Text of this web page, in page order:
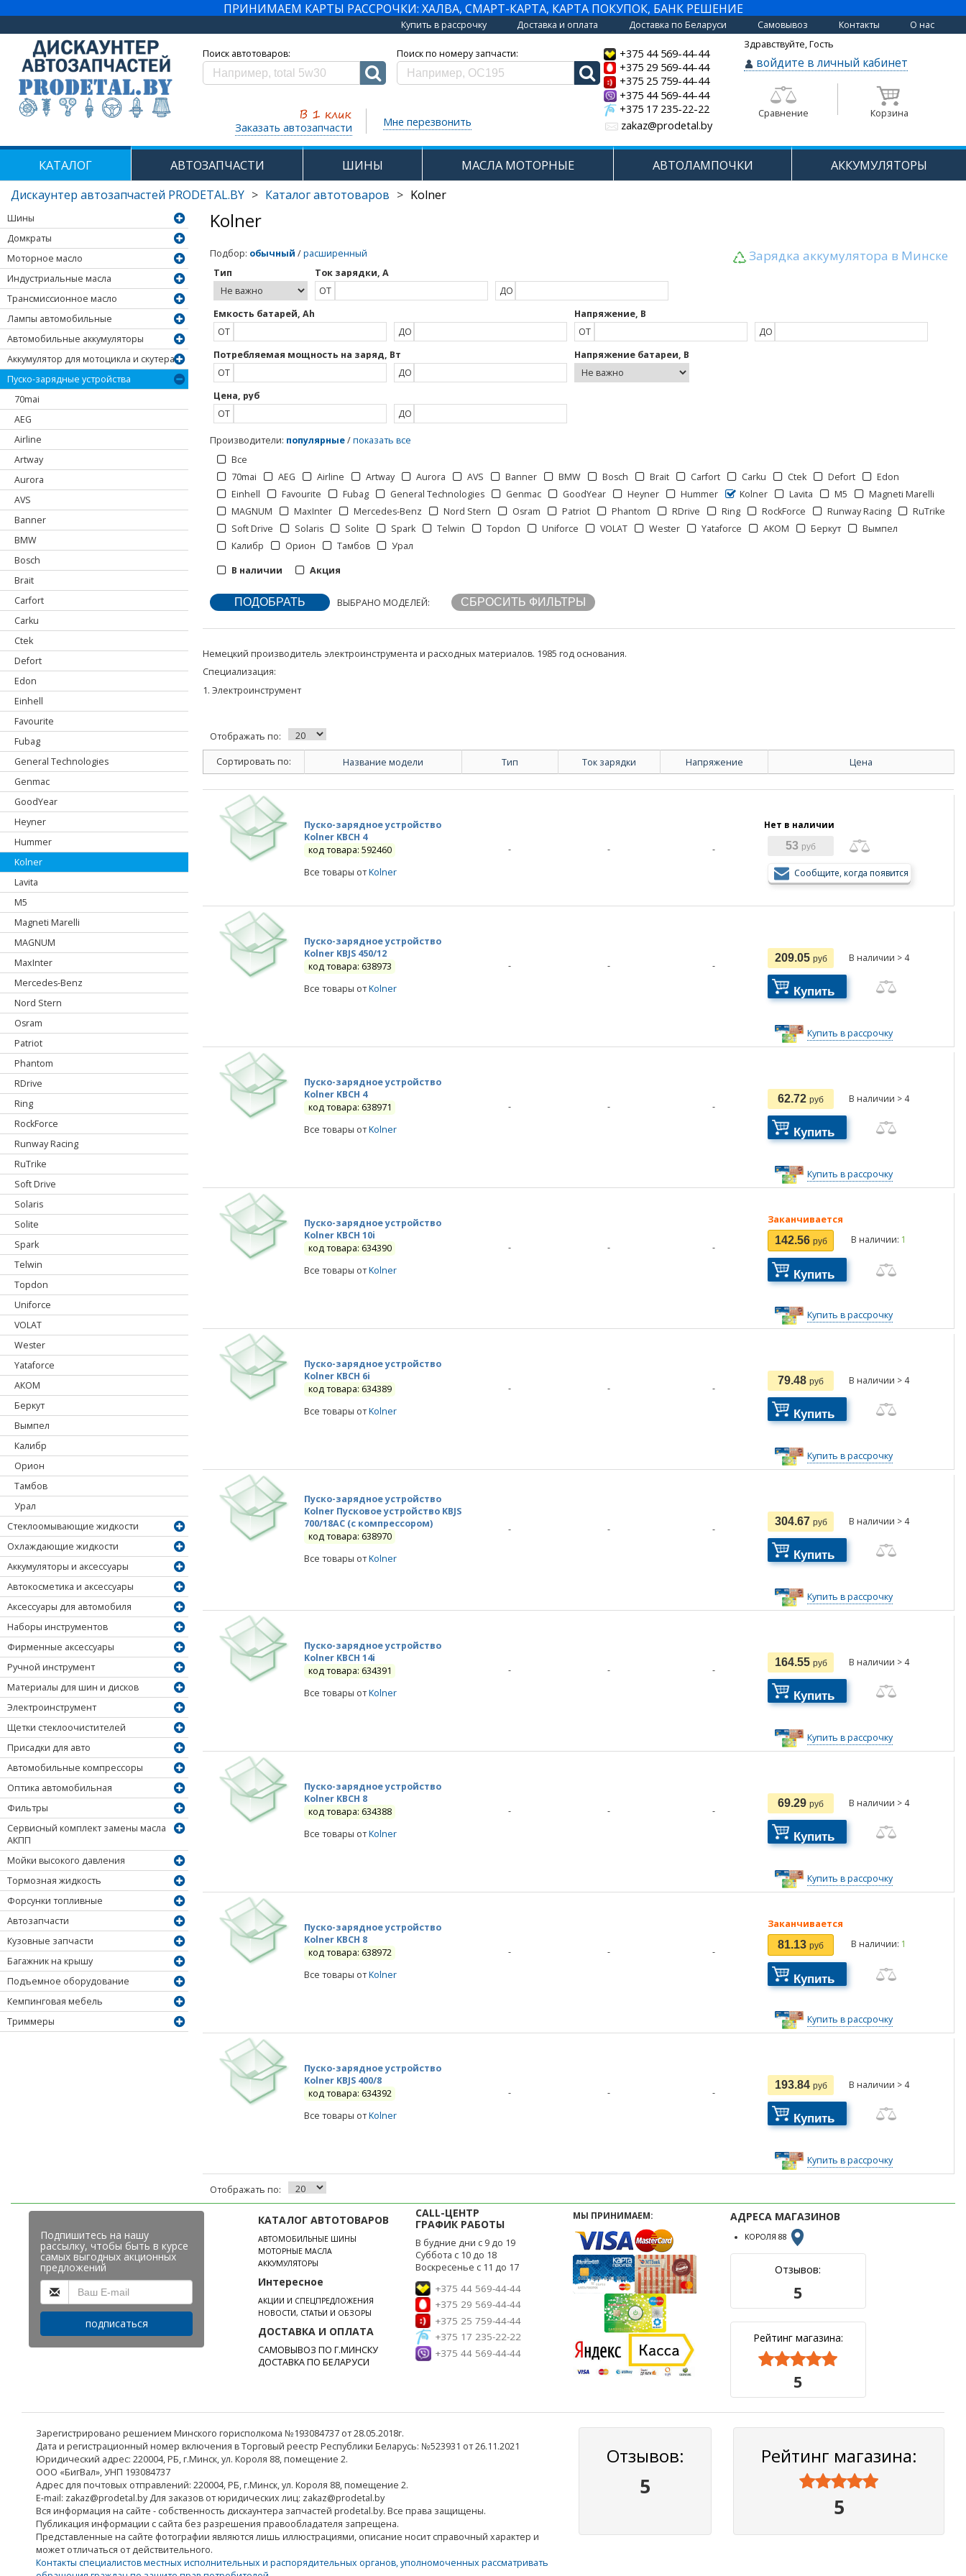
ПРИНИМАЕМ КАРТЫ РАССРОЧКИ: ХАЛВА, СМАРТ-КАРТА, КАРТА ПОКУПОК, БАНК РЕШЕНИЕ
Купить в рассрочку Доставка и оплата Доставка по Беларуси Самовывоз Контакты О нас
Поиск автотоваров: Поиск по номеру запчасти:
Заказать автозапчасти Мне перезвонить
+375 44 569-44-44
+375 29 569-44-44
+375 25 759-44-44
+375 44 569-44-44
+375 17 235-22-22
zakaz@prodetal.by
Здравствуйте, Гость
войдите в личный кабинет
Сравнение Корзина
КАТАЛОГ АВТОЗАПЧАСТИ ШИНЫ МАСЛА МОТОРНЫЕ АВТОЛАМПОЧКИ АККУМУЛЯТОРЫ
Дискаунтер автозапчастей PRODETAL.BY > Каталог автотоваров > Kolner
Шины
Домкраты
Моторное масло
Индустриальные масла
Трансмиссионное масло
Лампы автомобильные
Автомобильные аккумуляторы
Аккумулятор для мотоцикла и скутера
Пуско-зарядные устройства
70mai
AEG
Airline
Artway
Aurora
AVS
Banner
BMW
Bosch
Brait
Carfort
Carku
Ctek
Defort
Edon
Einhell
Favourite
Fubag
General Technologies
Genmac
GoodYear
Heyner
Hummer
Kolner
Lavita
M5
Magneti Marelli
MAGNUM
MaxInter
Mercedes-Benz
Nord Stern
Osram
Patriot
Phantom
RDrive
Ring
RockForce
Runway Racing
RuTrike
Soft Drive
Solaris
Solite
Spark
Telwin
Topdon
Uniforce
VOLAT
Wester
Yataforce
АКОМ
Беркут
Вымпел
Калибр
Орион
Тамбов
Урал
Стеклоомывающие жидкости
Охлаждающие жидкости
Аккумуляторы и аксессуары
Автокосметика и аксессуары
Аксессуары для автомобиля
Наборы инструментов
Фирменные аксессуары
Ручной инструмент
Материалы для шин и дисков
Электроинструмент
Щетки стеклоочистителей
Присадки для авто
Автомобильные компрессоры
Оптика автомобильная
Фильтры
Сервисный комплект замены масла
АКПП
Мойки высокого давления
Тормозная жидкость
Форсунки топливные
Автозапчасти
Кузовные запчасти
Багажник на крышу
Подъемное оборудование
Кемпинговая мебель
Триммеры
Kolner
Подбор: обычный /расширенный Зарядка аккумулятора в Минске
Тип
Ток зарядки, А
ОТ
ДО
Емкость батарей, Ah
ОТ
ДО
Напряжение, В
ОТ
ДО
Потребляемая мощность на заряд, Вт
ОТ
ДО
Напряжение батареи, В
Цена, руб
ОТ
ДО
Производители: популярные/показать все
Все
70mai
AEG Airline Artway Aurora AVS Banner BMW Bosch Brait Carfort Carku Ctek Defort
Edon
Einhell
Favourite Fubag General Technologies Genmac GoodYear Heyner Hummer Kolner Lavita M5
Magneti Marelli
MAGNUM
MaxInter Mercedes-Benz Nord Stern Osram Patriot Phantom RDrive Ring RockForce Runway Racing
RuTrike
Soft Drive
Solaris Solite Spark Telwin Topdon Uniforce VOLAT Wester Yataforce АКОМ Беркут
Вымпел
Калибр
Орион Тамбов
Урал
В наличии
Акция
ВЫБРАНО МОДЕЛЕЙ:
Немецкий производитель электроинструмента и расходных материалов. 1985 год основания.
Специализация:
1. Электроинструмент
Отображать по:
Сортировать по: Название модели Тип Ток зарядки Напряжение Цена
Пуско-зарядное устройство
Kolner KBCH 4
код товара: 592460
Все товары отKolner
- - -
Нет в наличии
53 руб
Сообщите, когда появится
Пуско-зарядное устройство
Kolner KBJS 450/12
код товара: 638973
Все товары отKolner
- - -
209.05 руб В наличии > 4
Купить
Купить в рассрочку
Пуско-зарядное устройство
Kolner KBCН 4
код товара: 638971
Все товары отKolner
- - -
62.72 руб В наличии > 4
Купить
Купить в рассрочку
Пуско-зарядное устройство
Kolner KBCH 10i
код товара: 634390
Все товары отKolner
- - -
Заканчивается
142.56 руб В наличии: 1
Купить
Купить в рассрочку
Пуско-зарядное устройство
Kolner KBCH 6i
код товара: 634389
Все товары отKolner
- - -
79.48 руб В наличии > 4
Купить
Купить в рассрочку
Пуско-зарядное устройство
Kolner Пусковое устройство KBJS
700/18AC (с компрессором)
код товара: 638970
Все товары отKolner
- - -
304.67 руб В наличии > 4
Купить
Купить в рассрочку
Пуско-зарядное устройство
Kolner KBCH 14i
код товара: 634391
Все товары отKolner
- - -
164.55 руб В наличии > 4
Купить
Купить в рассрочку
Пуско-зарядное устройство
Kolner KBCH 8
код товара: 634388
Все товары отKolner
- - -
69.29 руб В наличии > 4
Купить
Купить в рассрочку
Пуско-зарядное устройство
Kolner KBCН 8
код товара: 638972
Все товары отKolner
- - -
Заканчивается
81.13 руб В наличии: 1
Купить
Купить в рассрочку
Пуско-зарядное устройство
Kolner KBJS 400/8
код товара: 634392
Все товары отKolner
- - -
193.84 руб В наличии > 4
Купить
Купить в рассрочку
Отображать по:
Подпишитесь на нашу
рассылку, чтобы быть в курсе
самых выгодных акционных
предложений
подписаться
КАТАЛОГ АВТОТОВАРОВ
АВТОМОБИЛЬНЫЕ ШИНЫ
МОТОРНЫЕ МАСЛА
АККУМУЛЯТОРЫ
Интересное
АКЦИИ И СПЕЦПРЕДЛОЖЕНИЯ
НОВОСТИ, СТАТЬИ И ОБЗОРЫ
ДОСТАВКА И ОПЛАТА
САМОВЫВОЗ ПО Г.МИНСКУ
ДОСТАВКА ПО БЕЛАРУСИ
CALL-ЦЕНТР
ГРАФИК РАБОТЫ
В будние дни с 9 до 19
Суббота с 10 до 18
Воскресенье с 11 до 17
+375 44 569-44-44
+375 29 569-44-44
+375 25 759-44-44
+375 17 235-22-22
+375 44 569-44-44
МЫ ПРИНИМАЕМ: АДРЕСА МАГАЗИНОВ
КОРОЛЯ 88
Отзывов:
5
Рейтинг магазина:



5
Зарегистрировано решением Минского горисполкома №193084737 от 28.05.2018г.
Дата и регистрационный номер включения в Торговый реестр Республики Беларусь: №523931 от 26.11.2021
Юридический адрес: 220004, РБ, г.Минск, ул. Короля 88, помещение 2.
ООО «БигВал», УНП 193084737
Адрес для почтовых отправлений: 220004, РБ, г.Минск, ул. Короля 88, помещение 2.
E-mail: zakaz@prodetal.by Для заказов от юридических лиц: zakaz@prodetal.by
Вся информация на сайте - собственность дискаунтера запчастей prodetal.by. Все права защищены.
Публикация информации с сайта без разрешения правообладателя запрещена.
Представленные на сайте фотографии являются лишь иллюстрациями, описание носит справочный характер и
может отличаться от действительного.
Контакты специалистов местных исполнительных и распорядительных органов, уполномоченных рассматривать
Отзывов:
5
Рейтинг магазина:



5